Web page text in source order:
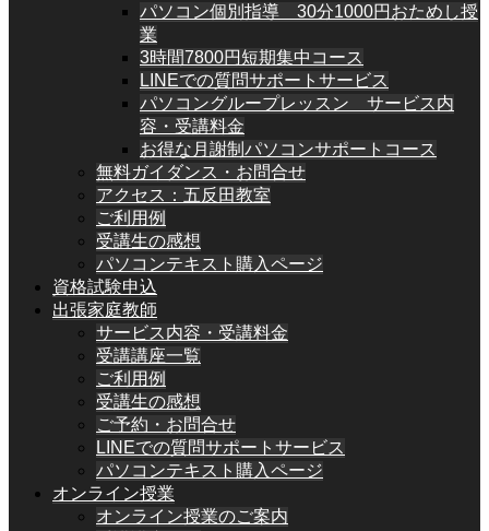
パソコン個別指導 30分1000円おためし授
業
3時間7800円短期集中コース
LINEでの質問サポートサービス
パソコングループレッスン サービス内
容・受講料金
お得な月謝制パソコンサポートコース
無料ガイダンス・お問合せ
アクセス：五反田教室
ご利用例
受講生の感想
パソコンテキスト購入ページ
資格試験申込
出張家庭教師
サービス内容・受講料金
受講講座一覧
ご利用例
受講生の感想
ご予約・お問合せ
LINEでの質問サポートサービス
パソコンテキスト購入ページ
オンライン授業
オンライン授業のご案内